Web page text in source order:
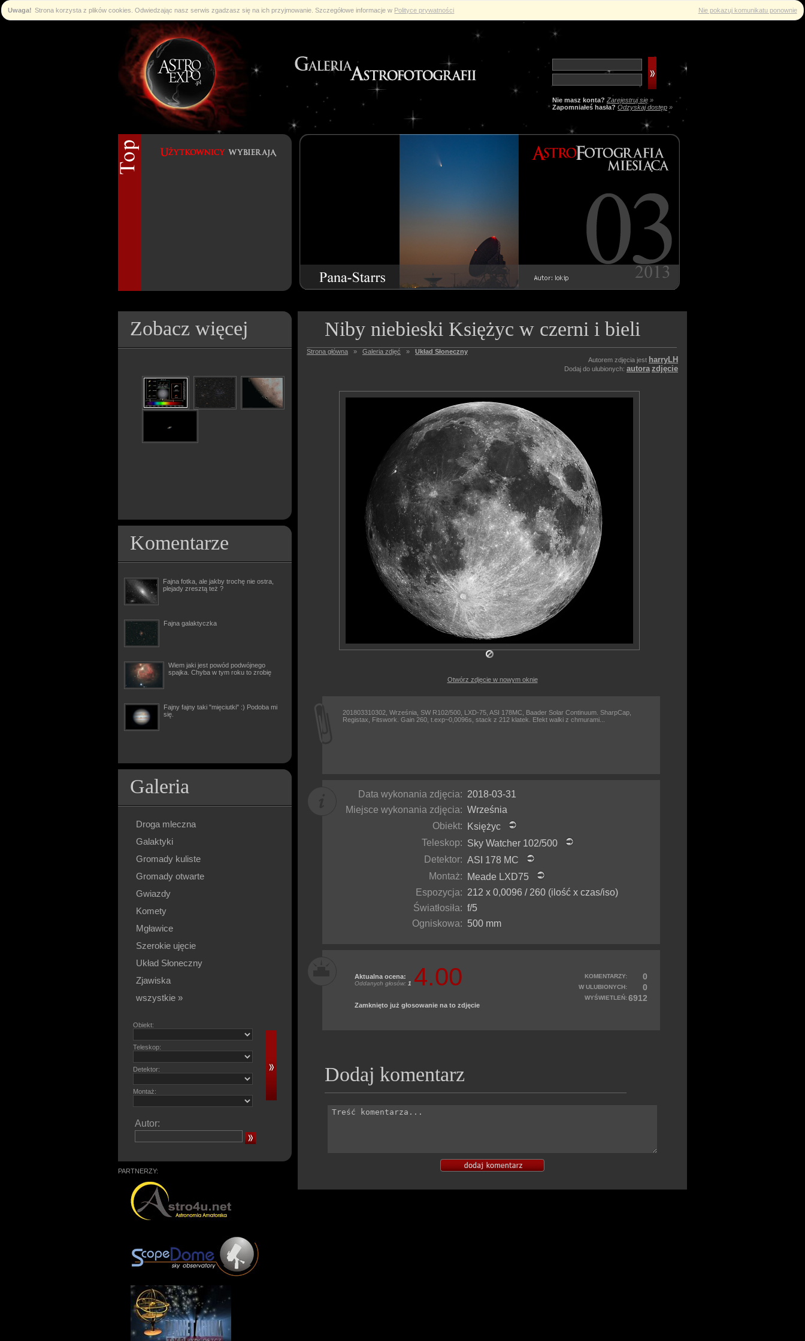
Uwaga! Strona korzysta z plików cookies. Odwiedzając nasz serwis zgadzasz się na ich przyjmowanie. Szczegółowe informacje w Polityce prywatności Nie pokazuj komunikatu ponownie
Nie masz konta? Zarejestruj się »
Zapomniałeś hasła? Odzyskaj dostęp »
Zobacz więcej
Komentarze
Fajna fotka, ale jakby trochę nie ostra,
plejady zresztą też ?
Fajna galaktyczka
Wiem jaki jest powód podwójnego
spajka. Chyba w tym roku to zrobię
Fajny fajny taki "mięciutki" :) Podoba mi
się.
Galeria
Droga mleczna
Galaktyki
Gromady kuliste
Gromady otwarte
Gwiazdy
Komety
Mgławice
Szerokie ujęcie
Układ Słoneczny
Zjawiska
wszystkie »
Obiekt:
Teleskop:
Detektor:
Montaż:
Autor:
PARTNERZY:
Niby niebieski Księżyc w czerni i bieli
Strona główna » Galeria zdjęć » Układ Słoneczny
Autorem zdjęcia jest harryLH
Dodaj do ulubionych: autora zdjęcie
Otwórz zdjęcie w nowym oknie
201803310302, Września, SW R102/500, LXD-75, ASI 178MC, Baader Solar Continuum. SharpCap,
Registax, Fitswork. Gain 260, t.exp~0,0096s, stack z 212 klatek. Efekt walki z chmurami...
Data wykonania zdjęcia: 2018-03-31
Miejsce wykonania zdjęcia: Września
Obiekt:
Księżyc
Teleskop: Sky Watcher 102/500
Detektor: ASI 178 MC
Montaż:
Meade LXD75
Espozycja: 212 x 0,0096 / 260 (ilość x czas/iso)
Światłosiła: f/5
Ogniskowa: 500 mm
4.00
Aktualna ocena:
Oddanych głosów: 1
Zamknięto już głosowanie na to zdjęcie
KOMENTARZY: 0
W ULUBIONYCH: 0
WYŚWIETLEŃ:6912
Dodaj komentarz